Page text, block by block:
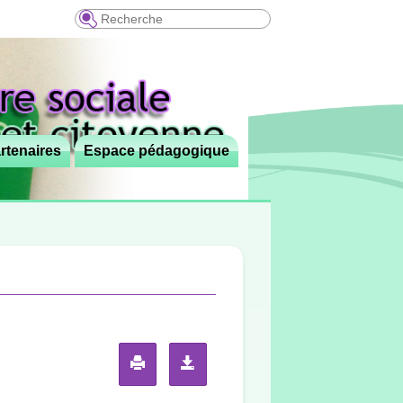
Recherche
Espace pédagogique